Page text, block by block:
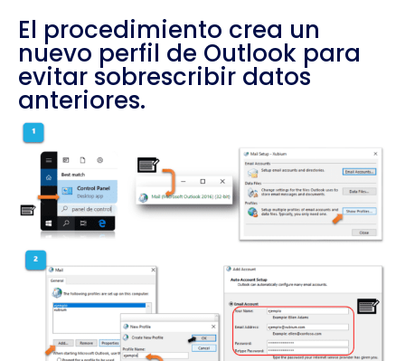
El procedimiento crea un
nuevo perfil de Outlook para
evitar sobrescribir datos
anteriores.